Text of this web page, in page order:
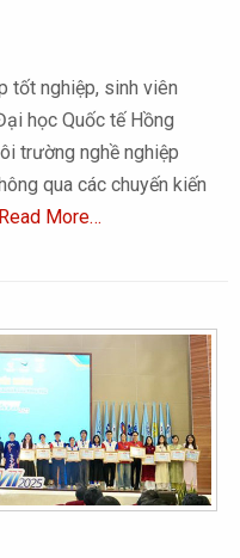
tốt nghiệp, sinh viên
học Quốc tế Hồng
trường nghề nghiệp
qua các chuyến kiến
Read More…